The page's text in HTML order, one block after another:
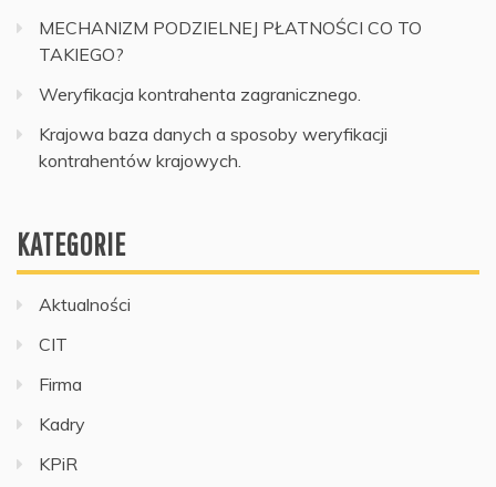
MECHANIZM PODZIELNEJ PŁATNOŚCI CO TO
TAKIEGO?
Weryfikacja kontrahenta zagranicznego.
Krajowa baza danych a sposoby weryfikacji
kontrahentów krajowych.
KATEGORIE
Aktualności
CIT
Firma
Kadry
KPiR